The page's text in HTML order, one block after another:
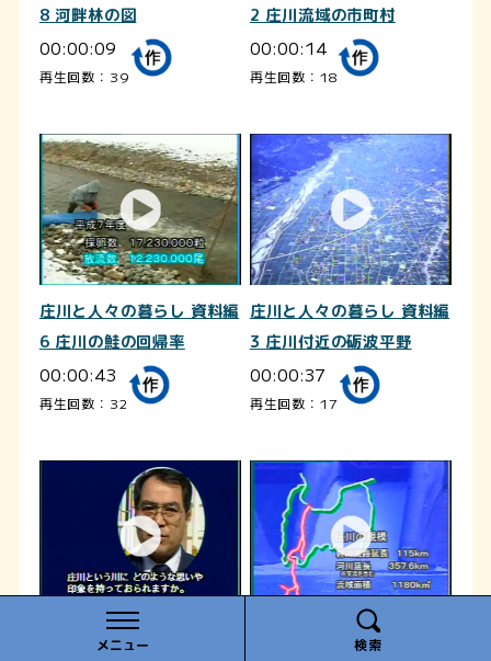
メニュー 検索
8 河畔林の図
00:00:09
再生回数：39
2 庄川流域の市町村
00:00:14
再生回数：18
庄川と人々の暮らし 資料編
6 庄川の鮭の回帰率
00:00:43
再生回数：32
庄川と人々の暮らし 資料編
3 庄川付近の砺波平野
00:00:37
再生回数：17
庄川と人々の暮らし インタ
庄川と人々の暮らし 資料編